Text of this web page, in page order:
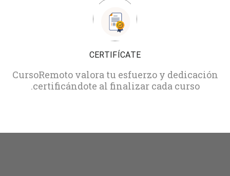
CERTIFÍCATE
CursoRemoto valora tu esfuerzo y dedicación
certificándote al finalizar cada curso.